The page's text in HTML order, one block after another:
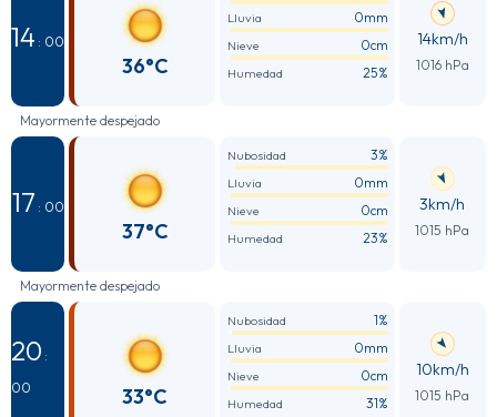
14 : 00
36°C
Lluvia 0mm
Nieve 0cm
Humedad 25%
14km/h
1016 hPa
Mayormente despejado
17 : 00
37°C
Nubosidad 3%
Lluvia 0mm
Nieve 0cm
Humedad 23%
3km/h
1015 hPa
Mayormente despejado
20 :
00
33°C
Nubosidad 1%
Lluvia 0mm
Nieve 0cm
Humedad 31%
10km/h
1015 hPa